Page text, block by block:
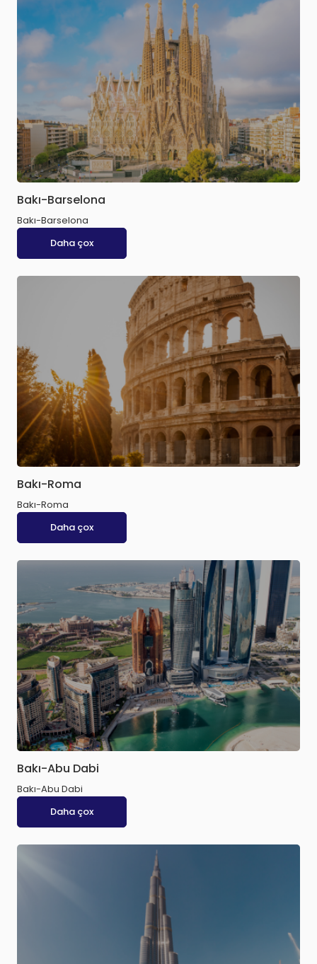
Bakı-Barselona
Bakı-Barselona
Daha çox
Bakı-Roma
Bakı-Roma
Daha çox
Bakı-Abu Dabi
Bakı-Abu Dabi
Daha çox